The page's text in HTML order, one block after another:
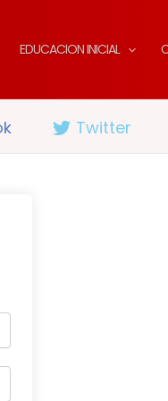
EDUCACION INICIAL
Twitter